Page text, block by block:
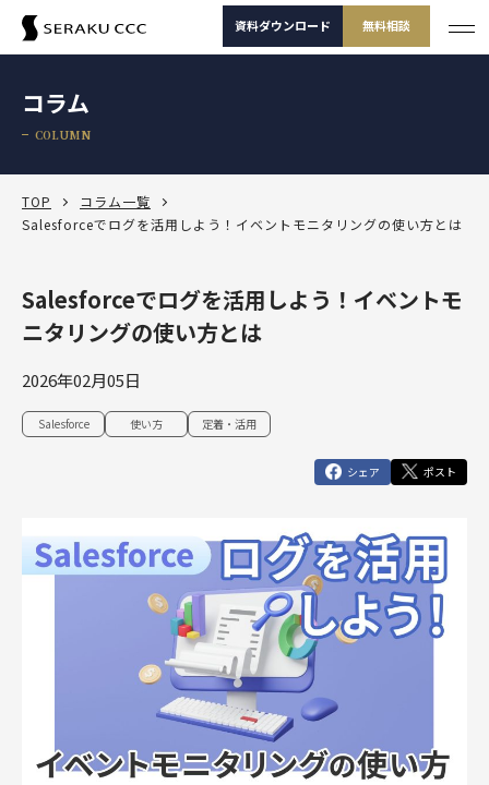
資料ダウンロード 無料相談
サービス一覧
Salesforce活用診断
サービスから選
ぶ
製品から選ぶ
ング支援
Salesforce
ダッシュボ
ードワーク
ショップ
カスタマー
支援（常
駐・リモー
ト）
対象製品
Salesforce
Tableau
Account
Engagement
ビス
BtoBマ
ーケティング
支援
サービス一覧
サービスから選ぶ
Salesforce
ダッシュボードワークショップ
カスタマージャーニーワークショップ
SFAマネジメントワークショップ
商談フェーズ設計ワークショップ
サクセスパスワークショップ
定着・運用支援（常駐・リモート）
Data Cloud
BtoBマーケティング支援
Salesforce
運用(常駐・リモート)支援
エンジニア派遣
定着・活用支援
Account Engagement（旧 Pardot）
定着・活用支援
導入、定着・活用支援
BtoBマーケティング支援
課題から選ぶ
Salesforceを導入したけどうまく使えていない
Salesforceセールスコンサルティング 支援
支援事例
セミナー
お役立ち資料
コラム
COLUMN
TOP
コラム一覧
Salesforceでログを活用しよう！イベントモニタリングの使い方とは
Salesforceでログを活用しよう！イベントモ
ニタリングの使い方とは
2026年02月05日
Salesforce 使い方 定着・活用
シェア ポスト